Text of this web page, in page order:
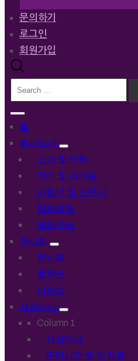
문의하기
로그인
회원가입
홈
회사소개
소개 및 연혁
작가 및 스태프
파트너 및 스폰서
협력업체
채용안내
전시회
전시회
컬렉션
이벤트
시설안내
Column 1
시설안내
관람시간 및 입장료